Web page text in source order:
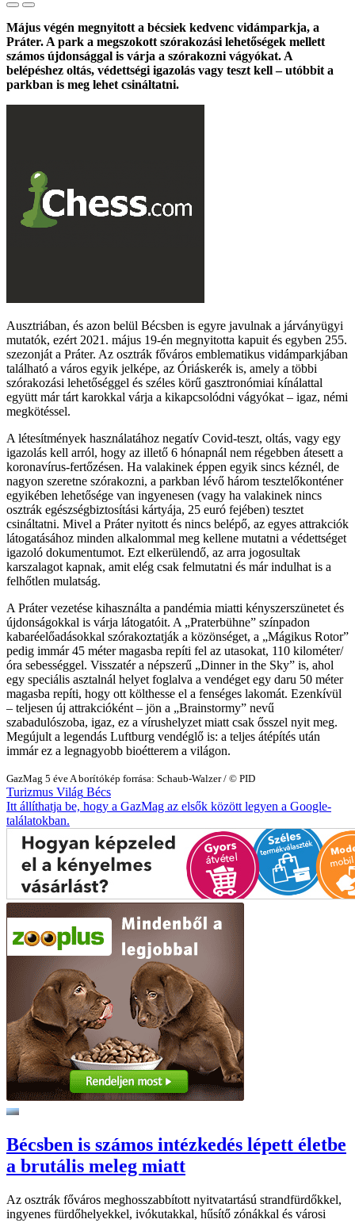
Május végén megnyitott a bécsiek kedvenc vidámparkja, a
Práter. A park a megszokott szórakozási lehetőségek mellett
számos újdonsággal is várja a szórakozni vágyókat. A
belépéshez oltás, védettségi igazolás vagy teszt kell – utóbbit a
parkban is meg lehet csináltatni.
Ausztriában, és azon belül Bécsben is egyre javulnak a járványügyi
mutatók, ezért 2021. május 19-én megnyitotta kapuit és egyben 255.
szezonját a Práter. Az osztrák főváros emblematikus vidámparkjában
található a város egyik jelképe, az Óriáskerék is, amely a többi
szórakozási lehetőséggel és széles körű gasztronómiai kínálattal
együtt már tárt karokkal várja a kikapcsolódni vágyókat – igaz, némi
megkötéssel.
A létesítmények használatához negatív Covid-teszt, oltás, vagy egy
igazolás kell arról, hogy az illető 6 hónapnál nem régebben átesett a
koronavírus-fertőzésen. Ha valakinek éppen egyik sincs kéznél, de
nagyon szeretne szórakozni, a parkban lévő három tesztelőkonténer
egyikében lehetősége van ingyenesen (vagy ha valakinek nincs
osztrák egészségbiztosítási kártyája, 25 euró fejében) tesztet
csináltatni. Mivel a Práter nyitott és nincs belépő, az egyes attrakciók
látogatásához minden alkalommal meg kellene mutatni a védettséget
igazoló dokumentumot. Ezt elkerülendő, az arra jogosultak
karszalagot kapnak, amit elég csak felmutatni és már indulhat is a
felhőtlen mulatság.
A Práter vezetése kihasználta a pandémia miatti kényszerszünetet és
újdonságokkal is várja látogatóit. A „Praterbühne” színpadon
kabaréelőadásokkal szórakoztatják a közönséget, a „Mágikus Rotor”
pedig immár 45 méter magasba repíti fel az utasokat, 110 kilométer/
óra sebességgel. Visszatér a népszerű „Dinner in the Sky” is, ahol
egy speciális asztalnál helyet foglalva a vendéget egy daru 50 méter
magasba repíti, hogy ott költhesse el a fenséges lakomát. Ezenkívül
– teljesen új attrakcióként – jön a „Brainstormy” nevű
szabadulószoba, igaz, ez a vírushelyzet miatt csak ősszel nyit meg.
Megújult a legendás Luftburg vendéglő is: a teljes átépítés után
immár ez a legnagyobb bioétterem a világon.
GazMag 5 éve A borítókép forrása: Schaub-Walzer / © PID
Turizmus Világ Bécs
Itt állíthatja be, hogy a GazMag az elsők között legyen a Google-
találatokban.
Bécsben is számos intézkedés lépett életbe
a brutális meleg miatt
Az osztrák főváros meghosszabbított nyitvatartású strandfürdőkkel,
ingyenes fürdőhelyekkel, ivókutakkal, hűsítő zónákkal és városi